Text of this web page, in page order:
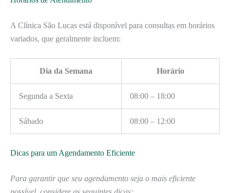
A Clínica São Lucas está disponível para consultas em horários
variados, que geralmente incluem:
Dia da Semana Horário
Segunda a Sexta 08:00 – 18:00
Sábado 08:00 – 12:00
Dicas para um Agendamento Eficiente
Para garantir que seu agendamento seja o mais eficiente